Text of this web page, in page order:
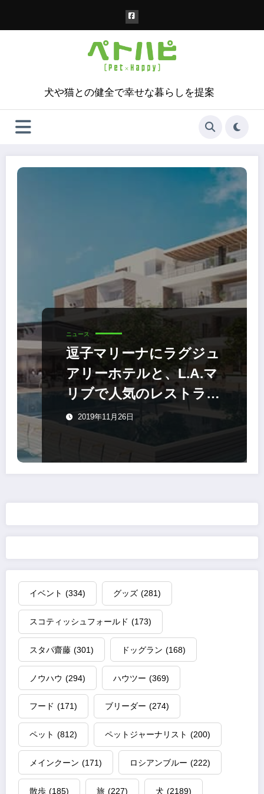
犬や猫との健全で幸せな暮らしを提案
ニュース
逗子マリーナにラグジュ
アリーホテルと、L.A.マ
リブで人気のレストラン
が日本初上陸！ 愛犬との
宿泊も
2019年11月26日
イベント (334) グッズ (281)
スコティッシュフォールド (173)
スタパ齋藤 (301) ドッグラン (168)
ノウハウ (294) ハウツー (369)
フード (171) ブリーダー (274)
ペット (812) ペットジャーナリスト (200)
メインクーン (171) ロシアンブルー (222)
散歩 (185) 旅 (227) 犬 (2189)